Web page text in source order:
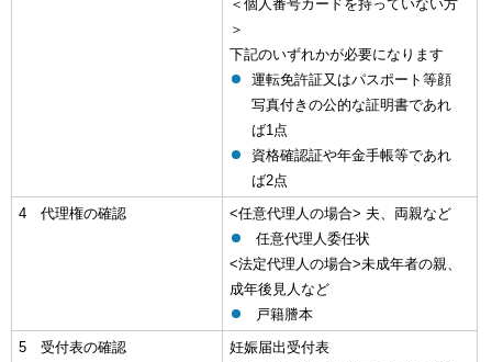
＜個人番号カードを持っていない方
＞
下記のいずれかが必要になります
運転免許証又はパスポート等顔
写真付きの公的な証明書であれ
ば1点
資格確認証や年金手帳等であれ
ば2点
4 代理権の確認
<任意代理人の場合> 夫、両親など
任意代理人委任状
<法定代理人の場合>未成年者の親、
成年後見人など
戸籍謄本
5 受付表の確認
妊娠届出受付表